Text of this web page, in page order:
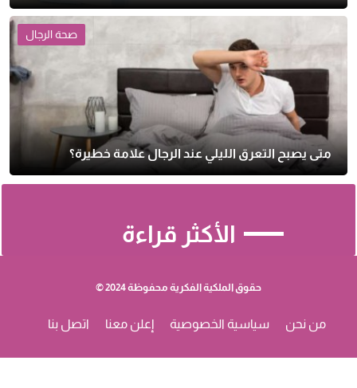
صحة الرجال
متى يصبح التعرق الليلي عند الرجال علامة خطيرة؟
الأكثر قراءة
حقوق الملكية الفكرية محفوظة 2024 ©
من نحن سياسية الخصوصية إعلن معنا اتصل بنا